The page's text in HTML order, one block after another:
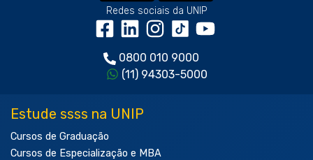
Redes sociais da UNIP
0800 010 9000
(11) 94303-5000
Estude ssss na UNIP
Cursos de Graduação
Cursos de Especialização e MBA